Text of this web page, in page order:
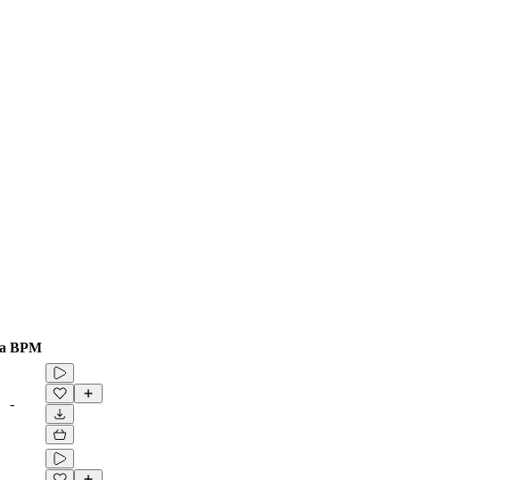
BPM
-